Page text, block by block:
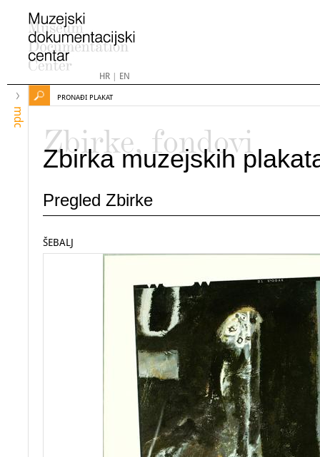
HR| EN
mdc
PRONAĐI PLAKAT
Zbirke, fondovi
Zbirka muzejskih
Pregled Zbirke
ŠEBALJ